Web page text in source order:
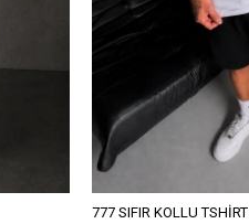
777 SIFIR KOLLU TSHİRT